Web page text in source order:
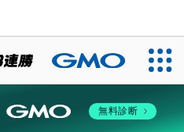
無料診断